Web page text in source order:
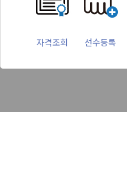
자격조회 선수등록